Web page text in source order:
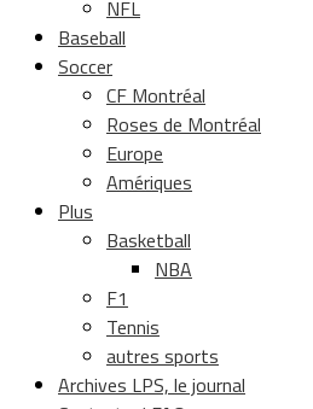
NFL
Baseball
Soccer
CF Montréal
Roses de Montréal
Europe
Amériques
Plus
Basketball
NBA
F1
Tennis
autres sports
Archives LPS, le journal